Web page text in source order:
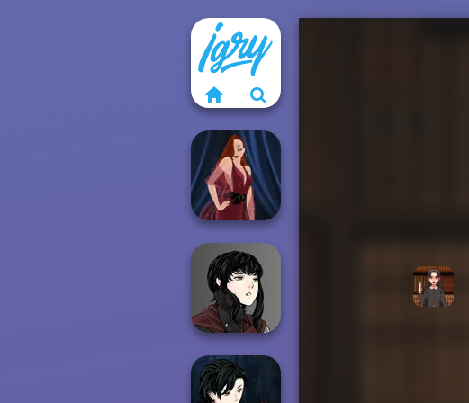
Pin-up Jessica
Manga Creator
Vampire Hunter